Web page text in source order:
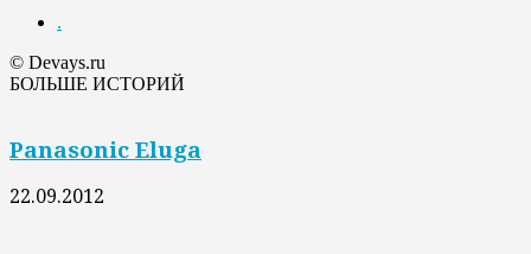
.
© Devays.ru
БОЛЬШЕ ИСТОРИЙ
Panasonic Eluga
22.09.2012